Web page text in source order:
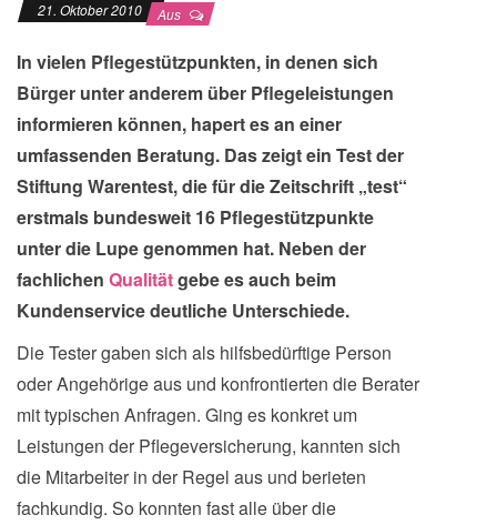
21. Oktober 2010 Aus
In vielen Pflegestützpunkten, in denen sich
Bürger unter anderem über Pflegeleistungen
informieren können, hapert es an einer
umfassenden Beratung. Das zeigt ein Test der
Stiftung Warentest, die für die Zeitschrift „test“
erstmals bundesweit 16 Pflegestützpunkte
unter die Lupe genommen hat. Neben der
fachlichen Qualitätgebe es auch beim
Kundenservice deutliche Unterschiede.
Die Tester gaben sich als hilfsbedürftige Person
oder Angehörige aus und konfrontierten die Berater
mit typischen Anfragen. Ging es konkret um
Leistungen der Pflegeversicherung, kannten sich
die Mitarbeiter in der Regel aus und berieten
fachkundig. So konnten fast alle über die